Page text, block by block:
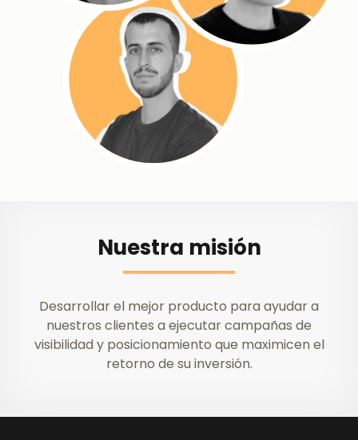
Nuestra misión
Desarrollar el mejor producto para ayudar a
nuestros clientes a ejecutar campañas de
visibilidad y posicionamiento que maximicen el
retorno de su inversión.